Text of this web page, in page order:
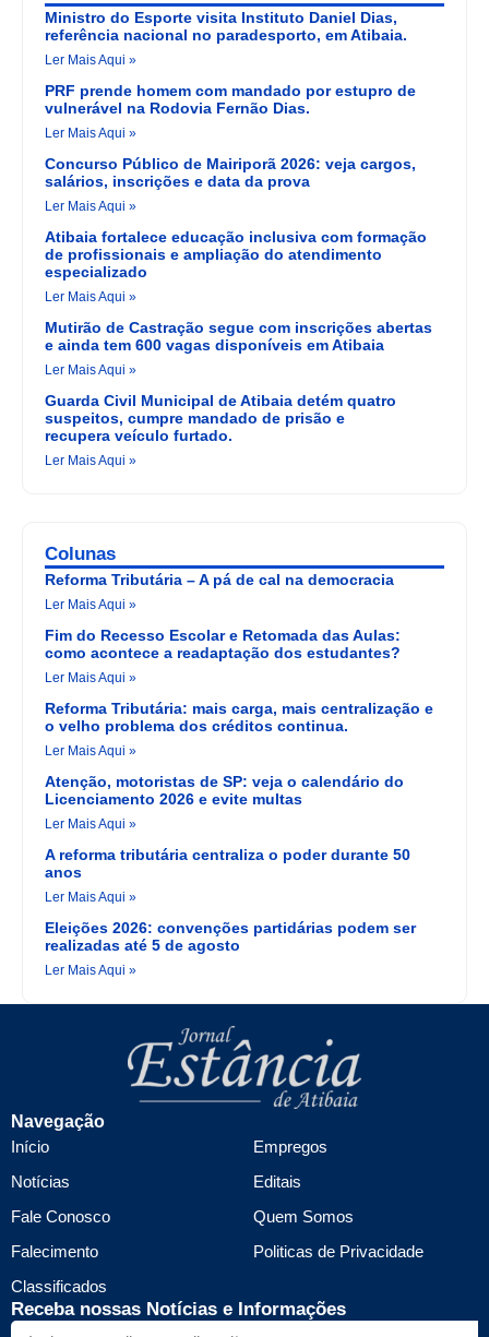
Ministro do Esporte visita Instituto Daniel Dias,
referência nacional no paradesporto, em Atibaia.
Ler Mais Aqui »
PRF prende homem com mandado por estupro de
vulnerável na Rodovia Fernão Dias.
Ler Mais Aqui »
Concurso Público de Mairiporã 2026: veja cargos,
salários, inscrições e data da prova
Ler Mais Aqui »
Atibaia fortalece educação inclusiva com formação
de profissionais e ampliação do atendimento
especializado
Ler Mais Aqui »
Mutirão de Castração segue com inscrições abertas
e ainda tem 600 vagas disponíveis em Atibaia
Ler Mais Aqui »
Guarda Civil Municipal de Atibaia detém quatro
suspeitos, cumpre mandado de prisão e
recupera veículo furtado.
Ler Mais Aqui »
Colunas
Reforma Tributária – A pá de cal na democracia
Ler Mais Aqui »
Fim do Recesso Escolar e Retomada das Aulas:
como acontece a readaptação dos estudantes?
Ler Mais Aqui »
Reforma Tributária: mais carga, mais centralização e
o velho problema dos créditos continua.
Ler Mais Aqui »
Atenção, motoristas de SP: veja o calendário do
Licenciamento 2026 e evite multas
Ler Mais Aqui »
A reforma tributária centraliza o poder durante 50
anos
Ler Mais Aqui »
Eleições 2026: convenções partidárias podem ser
realizadas até 5 de agosto
Ler Mais Aqui »
Navegação
Início
Notícias
Fale Conosco
Falecimento
Classificados
Empregos
Editais
Quem Somos
Politicas de Privacidade
Receba nossas Notícias e Informações